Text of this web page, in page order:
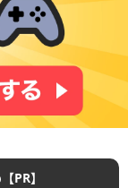
PR】